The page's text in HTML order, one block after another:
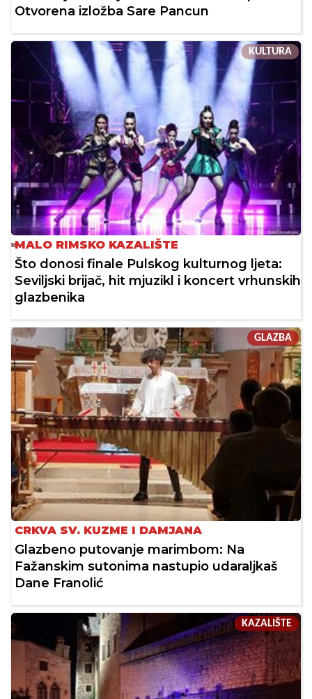
Otvorena izložba Sare Pancun
KULTURA
MALO RIMSKO KAZALIŠTE
Što donosi finale Pulskog kulturnog ljeta:
Seviljski brijač, hit mjuzikl i koncert vrhunskih
glazbenika
GLAZBA
CRKVA SV. KUZME I DAMJANA
Glazbeno putovanje marimbom: Na
Fažanskim sutonima nastupio udaraljkaš
Dane Franolić
KAZALIŠTE